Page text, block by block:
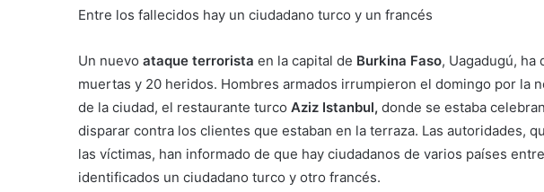
Entre los fallecidos hay un ciudadano turco y un francés
Un nuevo ataque terrorista en la capital de Burkina Faso, Uagadugú, ha
muertas y 20 heridos. Hombres armados irrumpieron el domingo por la
de la ciudad, el restaurante turco Aziz Istanbul, donde se estaba
disparar contra los clientes que estaban en la terraza. Las autoridades,
las víctimas, han informado de que hay ciudadanos de varios países
identificados un ciudadano turco y otro francés.